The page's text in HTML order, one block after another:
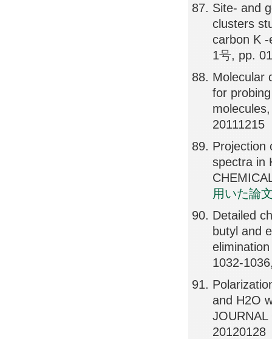
Site- and
clusters
carbon K
1号, pp.
Molecular
for
20111215
Projection
spectra in
用いた論
Detailed
butyl and
1032-
and H2O
20120128